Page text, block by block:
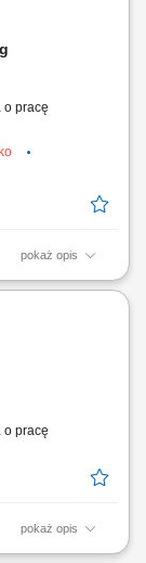
o pracę
pokaż opis
gotowość
o pracę
pokaż opis
stalowej